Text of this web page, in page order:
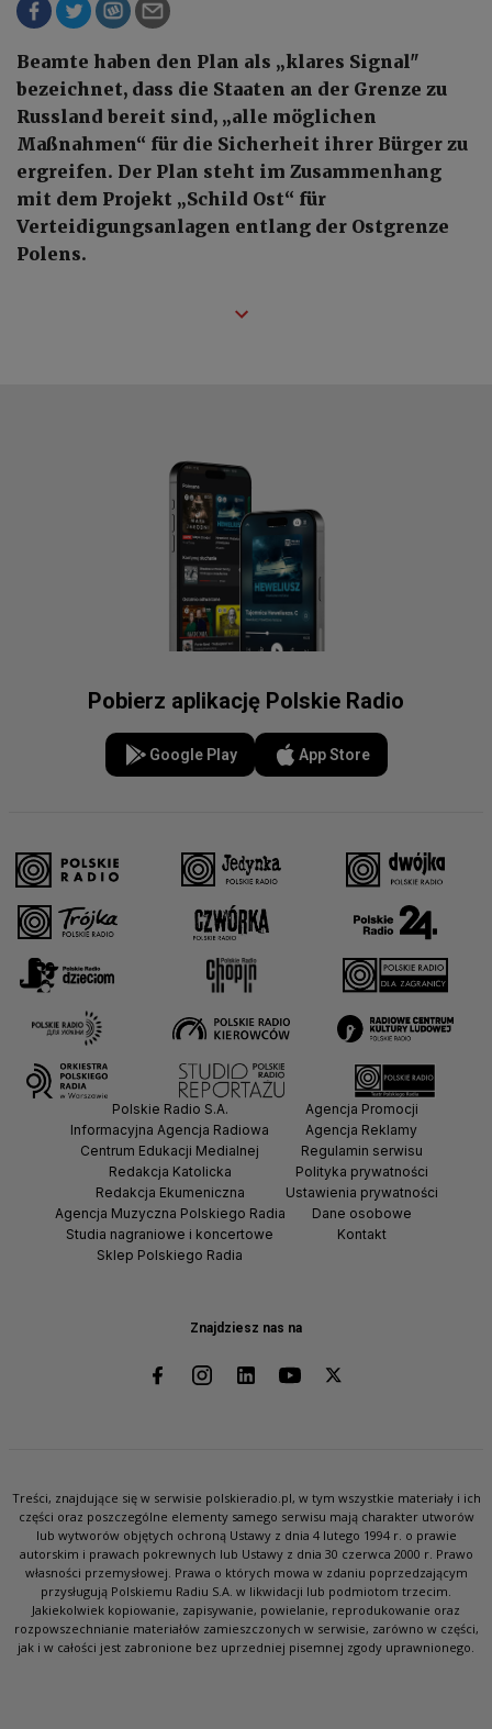
Beamte haben den Plan als „klares Signal"
bezeichnet, dass die Staaten an der Grenze zu
Russland bereit sind, „alle möglichen
Maßnahmen“ für die Sicherheit ihrer Bürger zu
ergreifen. Der Plan steht im Zusammenhang
mit dem Projekt „Schild Ost“ für
Verteidigungsanlagen entlang der Ostgrenze
Polens.
Pobierz aplikację Polskie Radio
Google Play App Store
Znajdziesz nas na
Polskie Radio S.A.
Informacyjna Agencja Radiowa
Centrum Edukacji Medialnej
Redakcja Katolicka
Redakcja Ekumeniczna
Agencja Muzyczna Polskiego Radia
Studia nagraniowe i koncertowe
Sklep Polskiego Radia
Agencja Promocji
Agencja Reklamy
Regulamin serwisu
Polityka prywatności
Ustawienia prywatności
Dane osobowe
Kontakt
Treści, znajdujące się w serwisie polskieradio.pl, w tym wszystkie materiały i ich
części oraz poszczególne elementy samego serwisu mają charakter utworów
lub wytworów objętych ochroną Ustawy z dnia 4 lutego 1994 r. o prawie
autorskim i prawach pokrewnych lub Ustawy z dnia 30 czerwca 2000 r. Prawo
własności przemysłowej. Prawa o których mowa w zdaniu poprzedzającym
przysługują Polskiemu Radiu S.A. w likwidacji lub podmiotom trzecim.
Jakiekolwiek kopiowanie, zapisywanie, powielanie, reprodukowanie oraz
rozpowszechnianie materiałów zamieszczonych w serwisie, zarówno w części,
jak i w całości jest zabronione bez uprzedniej pisemnej zgody uprawnionego.